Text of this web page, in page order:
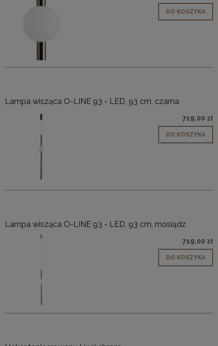
DO KOSZYKA
Lampa wisząca O-LINE 93 - LED, 93 cm, czarna
719,00 zł
DO KOSZYKA
Lampa wisząca O-LINE 93 - LED, 93 cm, mosiądz
719,00 zł
DO KOSZYKA